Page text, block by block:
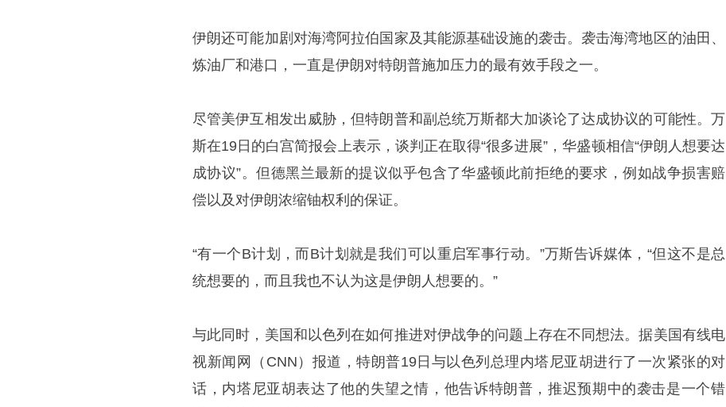
伊朗还可能加剧对海湾阿拉伯国家及其能源基础设施的袭击。袭击海湾地区的油田、
炼油厂和港口，一直是伊朗对特朗普施加压力的最有效手段之一。
尽管美伊互相发出威胁，但特朗普和副总统万斯都大加谈论了达成协议的可能性。万
斯在19日的白宫简报会上表示，谈判正在取得“很多进展”，华盛顿相信“伊朗人想要达
成协议”。但德黑兰最新的提议似乎包含了华盛顿此前拒绝的要求，例如战争损害赔
偿以及对伊朗浓缩铀权利的保证。
“有一个B计划，而B计划就是我们可以重启军事行动。”万斯告诉媒体，“但这不是总
统想要的，而且我也不认为这是伊朗人想要的。”
与此同时，美国和以色列在如何推进对伊战争的问题上存在不同想法。据美国有线电
视新闻网（CNN）报道，特朗普19日与以色列总理内塔尼亚胡进行了一次紧张的对
话，内塔尼亚胡表达了他的失望之情，他告诉特朗普，推迟预期中的袭击是一个错